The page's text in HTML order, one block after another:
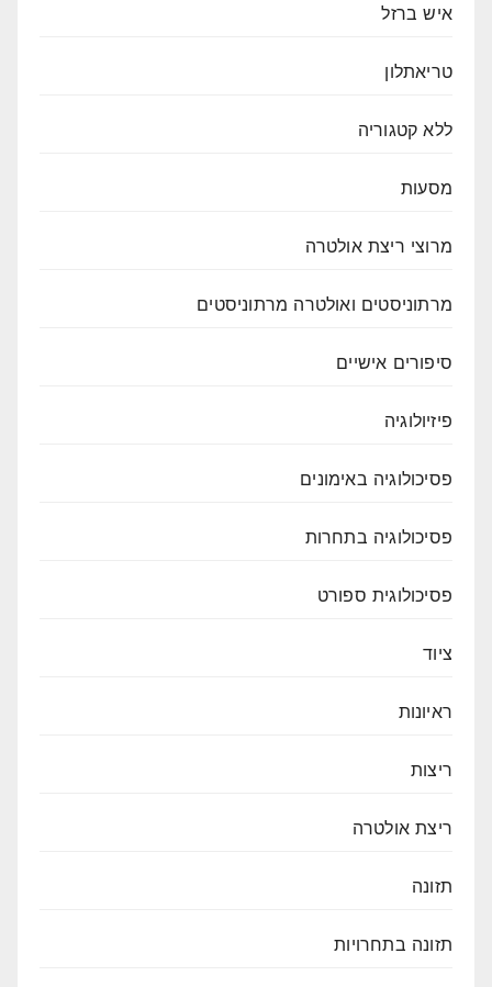
איש ברזל
טריאתלון
ללא קטגוריה
מסעות
מרוצי ריצת אולטרה
מרתוניסטים ואולטרה מרתוניסטים
סיפורים אישיים
פיזיולוגיה
פסיכולוגיה באימונים
פסיכולוגיה בתחרות
פסיכולוגית ספורט
ציוד
ראיונות
ריצות
ריצת אולטרה
תזונה
תזונה בתחרויות